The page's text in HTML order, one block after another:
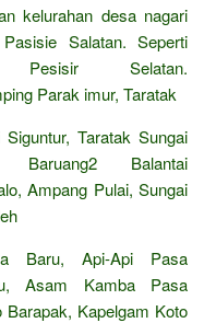
kelurahan desa nagari
Salatan. Seperti
Selatan.
Parak imur, Taratak
Taratak Sungai
Baruang2 Balantai
Ampang Pulai, Sungai
Baru, Api-Api Pasa
Asam Kamba Pasa
Kapelgam Koto